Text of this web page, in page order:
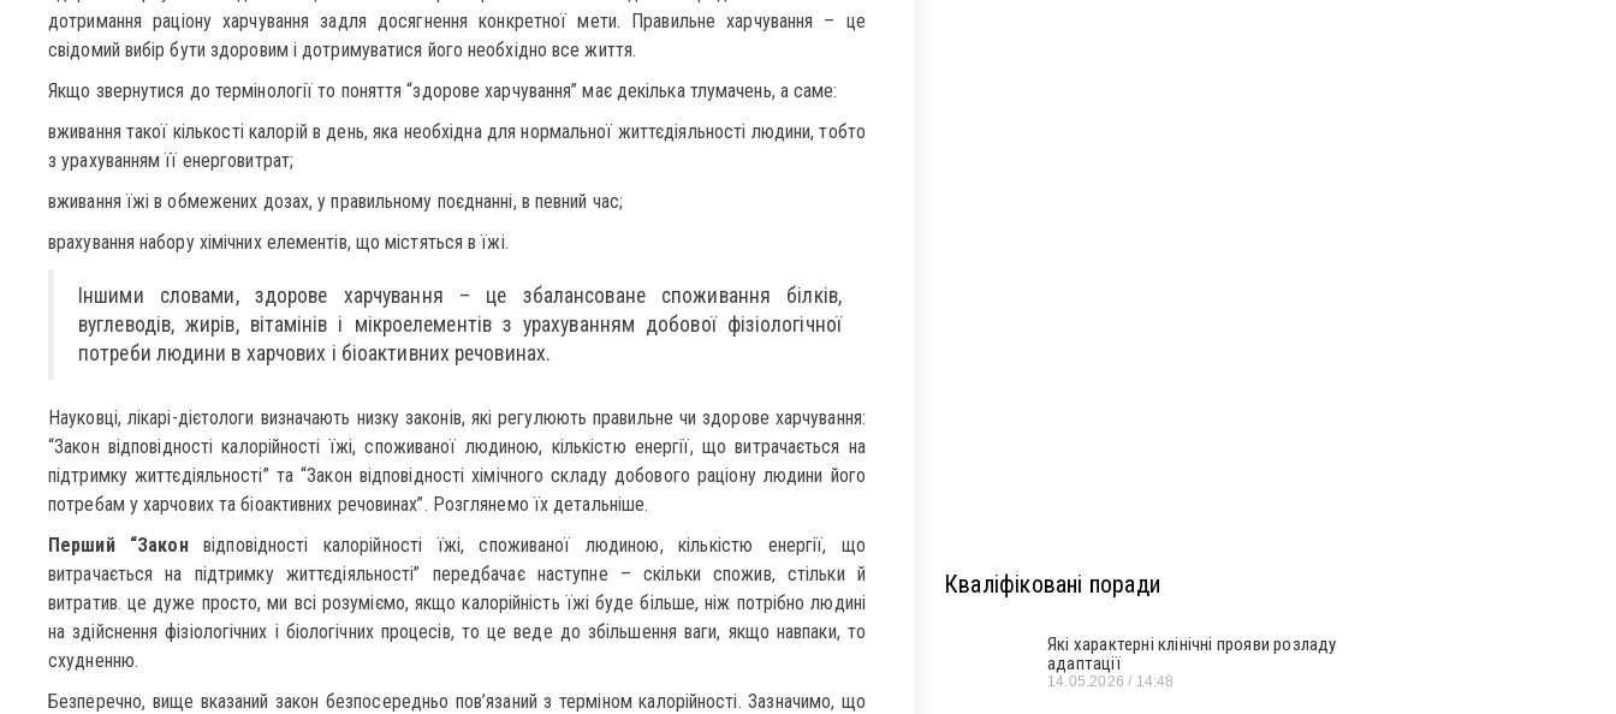
дотримання раціону харчування задля досягнення конкретної мети. Правильне харчування – це
свідомий вибір бути здоровим і дотримуватися його необхідно все життя.
Якщо звернутися до термінології то поняття “здорове харчування” має декілька тлумачень, а саме:
вживання такої кількості калорій в день, яка необхідна для нормальної життєдіяльності людини, тобто
з урахуванням її енерговитрат;
вживання їжі в обмежених дозах, у правильному поєднанні, в певний час;
врахування набору хімічних елементів, що містяться в їжі.
Іншими словами, здорове харчування – це збалансоване споживання білків,
вуглеводів, жирів, вітамінів і мікроелементів з урахуванням добової фізіологічної
потреби людини в харчових і біоактивних речовинах.
Науковці, лікарі-дієтологи визначають низку законів, які регулюють правильне чи здорове харчування:
“Закон відповідності калорійності їжі, споживаної людиною, кількістю енергії, що витрачається на
підтримку життєдіяльності” та “Закон відповідності хімічного складу добового раціону людини його
потребам у харчових та біоактивних речовинах”. Розглянемо їх детальніше.
Перший “Законвідповідності калорійності їжі, споживаної людиною, кількістю енергії, що
витрачається на підтримку життєдіяльності” передбачає наступне – скільки спожив, стільки й
витратив. це дуже просто, ми всі розуміємо, якщо калорійність їжі буде більше, ніж потрібно людині
на здійснення фізіологічних і біологічних процесів, то це веде до збільшення ваги, якщо навпаки, то
схудненню.
Безперечно, вище вказаний закон безпосередньо пов’язаний з терміном калорійності. Зазначимо, що
Кваліфіковані поради
Які характерні клінічні прояви розладу
адаптації
14.05.2026 14:48